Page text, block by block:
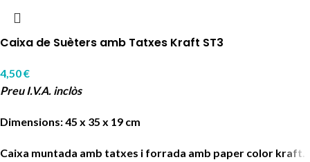
Caixa de Suèters amb Tatxes Kraft ST3
4,50€
Preu I.V.A. inclòs
Dimensions: 45 x 35 x 19 cm
Caixa muntada amb tatxes i forrada amb paper color kraft.